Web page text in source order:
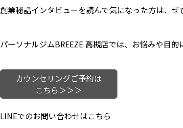
創業秘話インタビューを読んで気になった方は、
パーソナルジムBREEZE 高槻店では、お悩みや目
カウンセリングご予約は
こちら＞＞＞
LINEでのお問い合わせはこちら